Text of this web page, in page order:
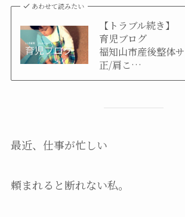
あわせて読みたい
【トラブル続
育児ブログ
福知山市産後整体
正/肩こ…
最近、仕事が忙しい
頼まれると断れない私。